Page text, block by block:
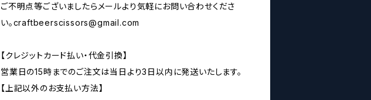
ご不明点等ございましたらメールより気軽にお問い合わせくださ
い。craftbeerscissors@gmail.com
【クレジットカード払い・代金引換】
営業日の15時までのご注文は当日より3日以内に発送いたします。
【上記以外のお支払い方法】